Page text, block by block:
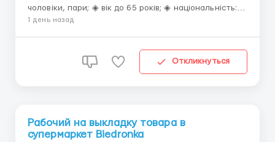
чоловіки, пари; ◈ вік до 65 років; ◈ національність:
українці, молдавани ◈ уважність і гарний зір,
понеділка по п'ятницю...
1 день назад
Откликнуться
Рабочий на выкладку товара в
супермаркет Biedronka